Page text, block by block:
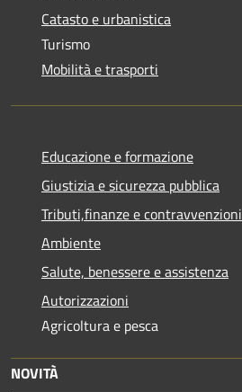
Catasto e urbanistica
Turismo
Mobilità e trasporti
Educazione e formazione
Giustizia e sicurezza pubblica
Tributi,finanze e contravvenzioni
Ambiente
Salute, benessere e assistenza
Autorizzazioni
Agricoltura e pesca
NOVITÀ